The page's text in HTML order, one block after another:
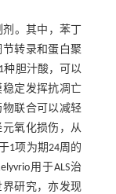
。其中，苯丁
转录和蛋白聚
种胆汁酸，可以
定发挥抗凋亡
联合可以减轻
氧化损伤，从
1项为期24周的
用于ALS治
研究，亦发现